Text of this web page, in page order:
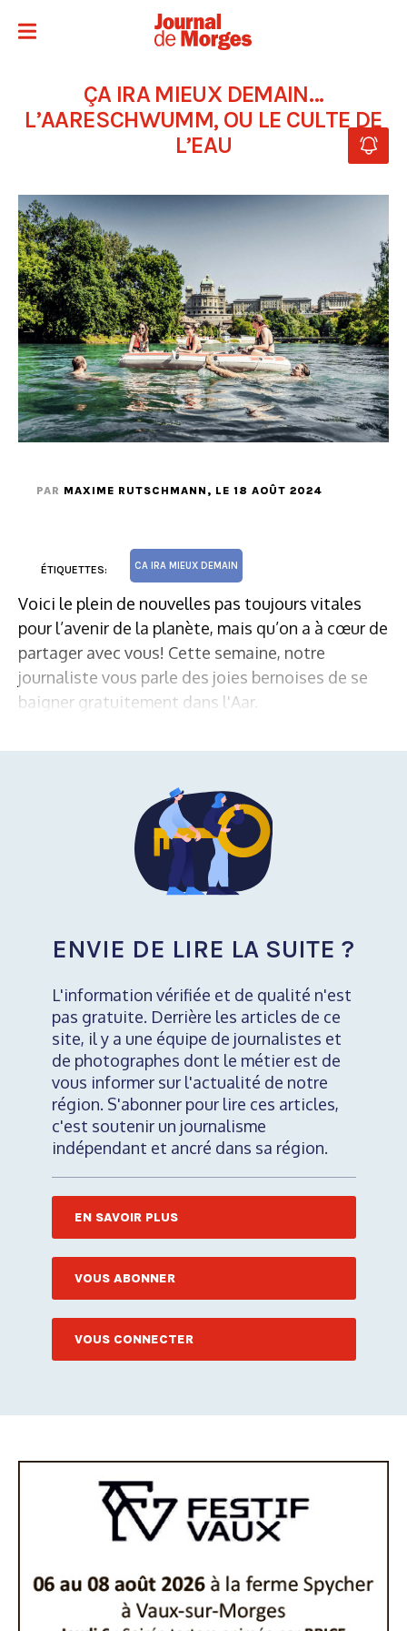
ÇA IRA MIEUX DEMAIN…
L’AARESCHWUMM, OU LE CULTE DE
L’EAU
PAR MAXIME RUTSCHMANN , LE 18 AOÛT 2024
ÉTIQUETTES: CA IRA MIEUX DEMAIN
Voici le plein de nouvelles pas toujours vitales
pour l’avenir de la planète, mais qu’on a à cœur de
partager avec vous! Cette semaine, notre
journaliste vous parle des joies bernoises de se
baigner gratuitement dans l'Aar.
ENVIE DE LIRE LA SUITE ?
L'information vérifiée et de qualité n'est
pas gratuite. Derrière les articles de ce
site, il y a une équipe de journalistes et
de photographes dont le métier est de
vous informer sur l'actualité de notre
région. S'abonner pour lire ces articles,
c'est soutenir un journalisme
indépendant et ancré dans sa région.
EN SAVOIR PLUS
VOUS ABONNER
VOUS CONNECTER